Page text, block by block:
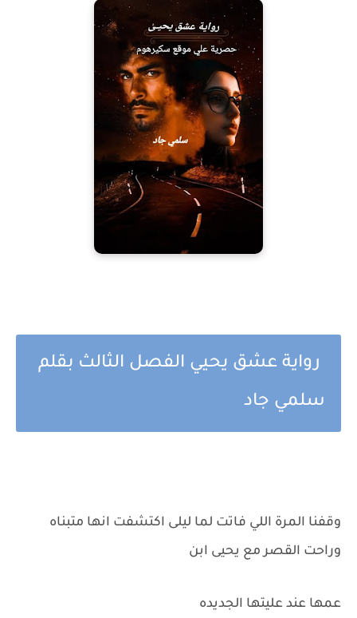
رواية عشق يحيي الفصل الثالث بقلم
سلمي جاد
وقفنا المرة اللي فاتت لما ليلى اكتشفت انها متبناه
وراحت القصر مع يحيى ابن
عمها عند عليتها الجديده